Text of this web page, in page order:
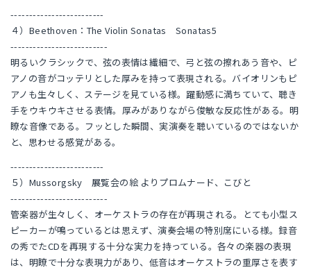
-------------------------
４）Beethoven：The Violin Sonatas Sonatas5
--------------------------
明るいクラシックで、弦の表情は繊細で、弓と弦の擦れあう音や、ピ
アノの音がコッテリとした厚みを持って表現される。バイオリンもピ
アノも生々しく、ステージを見ている様。躍動感に満ちていて、聴き
手をウキウキさせる表情。厚みがありながら俊敏な反応性がある。明
瞭な音像である。フッとした瞬間、実演奏を聴いているのではないか
と、思わせる感覚がある。
-------------------------
５）Mussorgsky 展覧会の絵 よりプロムナード、こびと
--------------------------
管楽器が生々しく、オーケストラの存在が再現される。とても小型ス
ピーカーが鳴っているとは思えず、演奏会場の特別席にいる様。録音
の秀でたCDを再現する十分な実力を持っている。各々の楽器の表現
は、明瞭で十分な表現力があり、低音はオーケストラの重厚さを表す